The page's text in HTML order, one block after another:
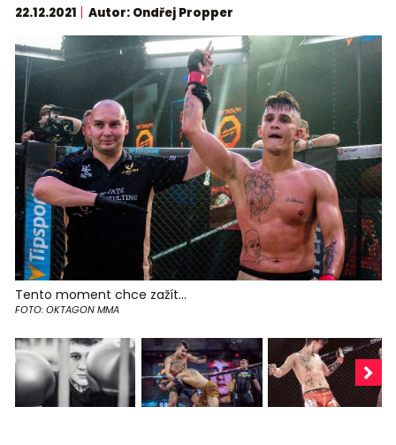
22.12.2021 Autor: Ondřej Propper
Tento moment chce zažít...
FOTO: OKTAGON MMA